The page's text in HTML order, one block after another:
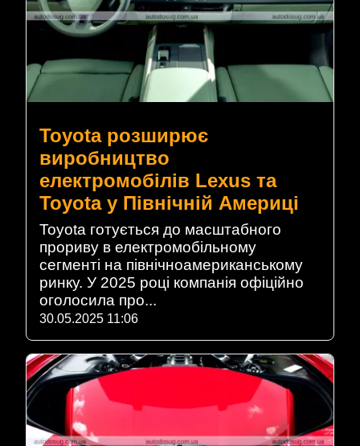
Toyota розширює
виробництво
електромобілів Lexus та
Toyota у Північній Америці
Toyota готується до масштабного
прориву в електромобільному
сегменті на північноамериканському
ринку. У 2025 році компанія офіційно
оголосила про...
30.05.2025 11:06